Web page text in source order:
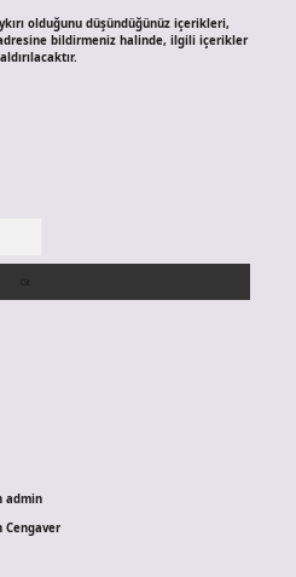
olduğunu düşündüğünüz içerikleri,
bildirmeniz halinde, ilgili içerikler
admin
Cengaver